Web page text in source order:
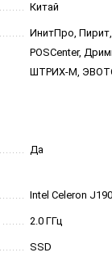
Китай
ИнитПро,
POSCenter,
ШТРИХ-М,
Да
Intel Celeron
2.0 ГГц
SSD